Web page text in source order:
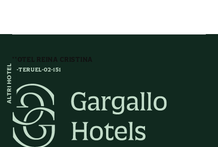
HOTEL REINA CRISTINA
H-TERUEL-02-151
ALTRI HOTEL